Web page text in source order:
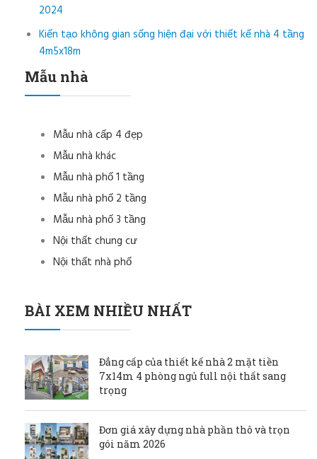
2024
Kiến tạo không gian sống hiện đại với thiết kế nhà 4 tầng
4m5x18m
Mẫu nhà
Mẫu nhà cấp 4 đẹp
Mẫu nhà khác
Mẫu nhà phố 1 tầng
Mẫu nhà phố 2 tầng
Mẫu nhà phố 3 tầng
Nội thất chung cư
Nội thất nhà phố
BÀI XEM NHIỀU NHẤT
Đẳng cấp của thiết kế nhà 2 mặt tiền
7x14m 4 phòng ngủ full nội thất sang
trọng
Đơn giá xây dựng nhà phần thô và trọn
gói năm 2026